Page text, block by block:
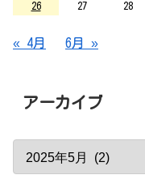
26
27 28
« 4月 6月 »
アーカイブ